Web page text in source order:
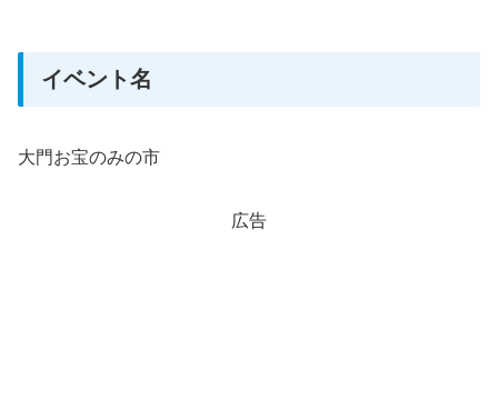
イベント名
大門お宝のみの市
広告